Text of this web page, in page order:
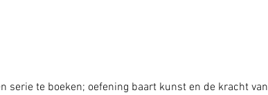
serie te boeken; oefening baart kunst en de kracht van